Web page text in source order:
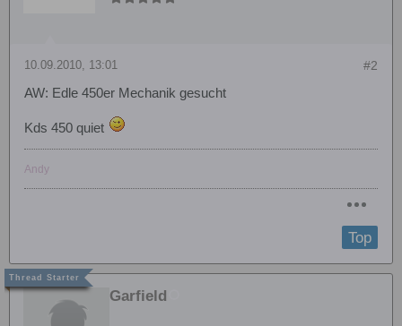
#2
10.09.2010, 13:01
AW: Edle 450er Mechanik gesucht
Kds 450 quiet
Andy
Top
Garfield